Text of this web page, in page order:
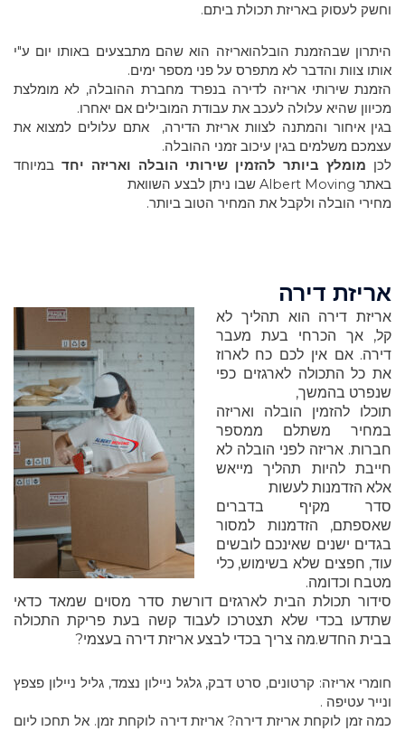
וחשק לעסוק באריזת תכולת ביתם.
היתרון שבהזמנת הובלהואריזה הוא שהם מתבצעים באותו יום ע"י
אותו צוות והדבר לא מתפרס על פני מספר ימים.
הזמנת שירותי אריזה לדירה בנפרד מחברת ההובלה, לא מומלצת
מכיוון שהיא עלולה לעכב את עבודת המובילים אם יאחרו.
בגין איחור והמתנה לצוות אריזת הדירה, אתם עלולים למצוא את
עצמכם משלמים בגין עיכוב זמני ההובלה.
לכן מומלץ ביותר להזמין שירותי הובלה ואריזה יחד במיוחד
באתר Albert Moving שבו ניתן לבצע השוואת
מחירי הובלה ולקבל את המחיר הטוב ביותר.
אריזת דירה
אריזת דירה הוא תהליך לא
קל, אך הכרחי בעת מעבר
דירה. אם אין לכם כח לארוז
את כל התכולה לארגזים כפי
שנפרט בהמשך,
תוכלו להזמין הובלה ואריזה
במחיר משתלם ממספר
חברות. אריזה לפני הובלה לא
חייבת להיות תהליך מייאש
אלא הזדמנות לעשות
סדר מקיף בדברים
שאספתם, הזדמנות למסור
בגדים ישנים שאינכם לובשים
עוד, חפצים שלא בשימוש, כלי
מטבח וכדומה.
סידור תכולת הבית לארגזים דורשת סדר מסוים שמאד כדאי
שתדעו בכדי שלא תצטרכו לעבוד קשה בעת פריקת התכולה
בבית החדש.מה צריך בכדי לבצע אריזת דירה בעצמי?
חומרי אריזה: קרטונים, סרט דבק, גלגל ניילון נצמד, גליל ניילון פצפץ
ונייר עטיפה .
כמה זמן לוקחת אריזת דירה? אריזת דירה לוקחת זמן. אל תחכו ליום